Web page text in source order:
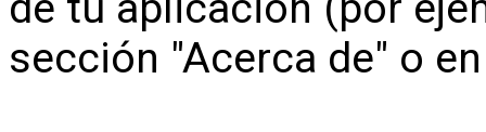
sección "Acerca de" o